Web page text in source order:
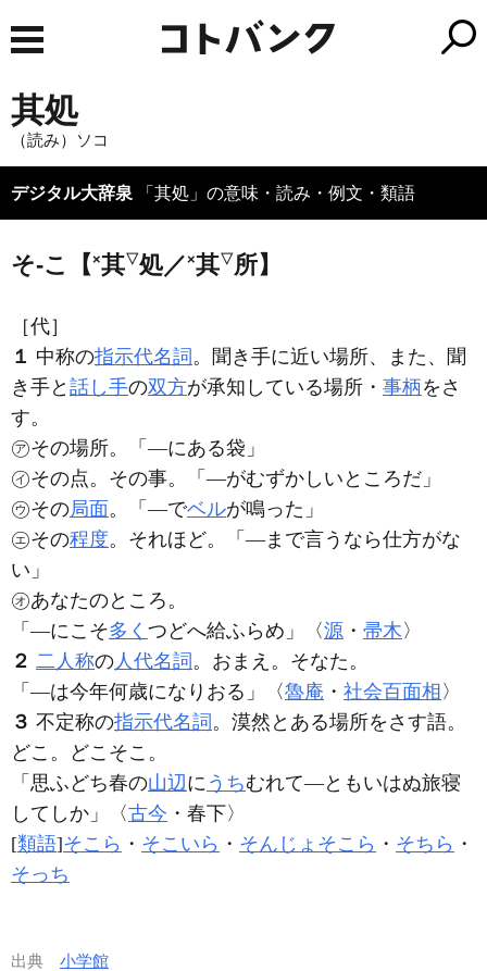
其処
（読み）ソコ
デジタル大辞泉 「其処」の意味・読み・例文・類語
そ‐こ【 ×其▽処／×其▽所】
［代］
１ 中称の指示代名詞 。聞き手に近い場所、また、聞
き手と 話し手の双方が承知している場所・ 事柄をさ
す。
㋐その場所。「―にある袋」
㋑その点。その事。「―がむずかしいところだ」
㋒その局面。「―でベルが鳴った」
㋓その程度。それほど。「―まで言うなら仕方がな
い」
㋔あなたのところ。
「―にこそ多く つどへ給ふらめ」〈源 ・ 帚木 〉
２ 二人称の人代名詞 。おまえ。そなた。
「―は今年何歳になりおる」〈魯庵 ・ 社会百面相 〉
３ 不定称の指示代名詞 。漠然とある場所をさす語。
どこ。どこそこ。
「思ふどち春の山辺に うちむれて―ともいはぬ旅寝
してしか」〈古今 ・春下〉
[類語]そこら ・ そこいら ・ そんじょそこら ・ そちら ・
そっち
出典 小学館